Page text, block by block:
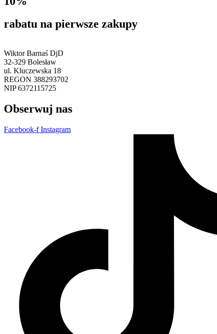
rabatu na pierwsze zakupy
Wiktor Barnaś DjD
32-329 Bolesław
ul. Kluczewska 18
REGON 388293702
NIP 6372115725
Obserwuj nas
Facebook-f Instagram